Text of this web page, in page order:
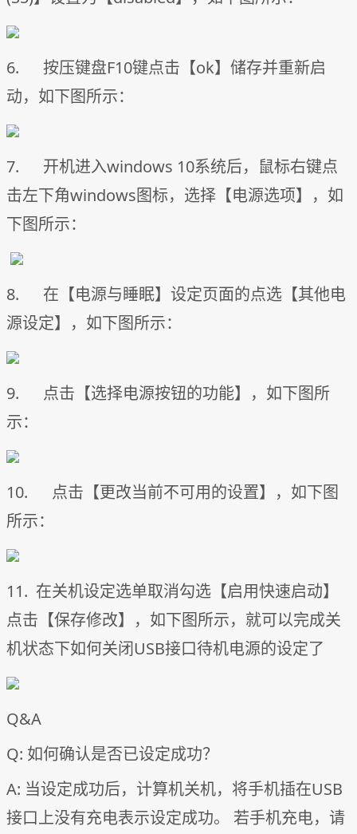
6. 按压键盘F10键点击【ok】储存并重新启
动，如下图所示：
7. 开机进入windows 10系统后，鼠标右键点
击左下角windows图标，选择【电源选项】，如
下图所示：
8. 在【电源与睡眠】设定页面的点选【其他电
源设定】，如下图所示：
9. 点击【选择电源按钮的功能】，如下图所
示：
10. 点击【更改当前不可用的设置】，如下图
所示：
11. 在关机设定选单取消勾选【启用快速启动】
点击【保存修改】，如下图所示，就可以完成关
机状态下如何关闭USB接口待机电源的设定了
Q&A
Q: 如何确认是否已设定成功？
A: 当设定成功后，计算机关机，将手机插在USB
接口上没有充电表示设定成功。 若手机充电，请